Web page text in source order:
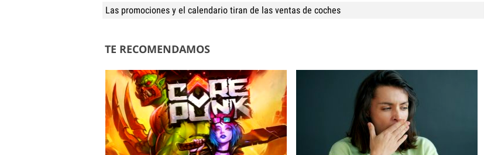
Las promociones y el calendario tiran de las ventas de coches
TE RECOMENDAMOS